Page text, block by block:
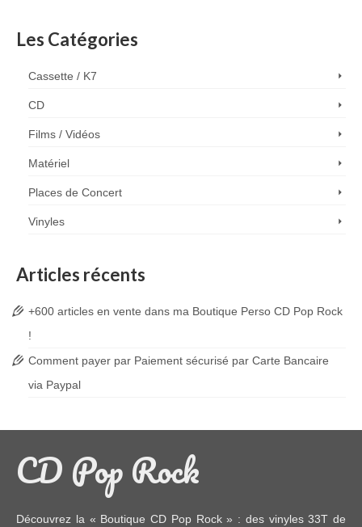
Les Catégories
Cassette / K7
CD
Films / Vidéos
Matériel
Places de Concert
Vinyles
Articles récents
+600 articles en vente dans ma Boutique Perso CD Pop Rock
!
Comment payer par Paiement sécurisé par Carte Bancaire
via Paypal
CD Pop Rock
Découvrez la « Boutique CD Pop Rock » : des vinyles 33T de